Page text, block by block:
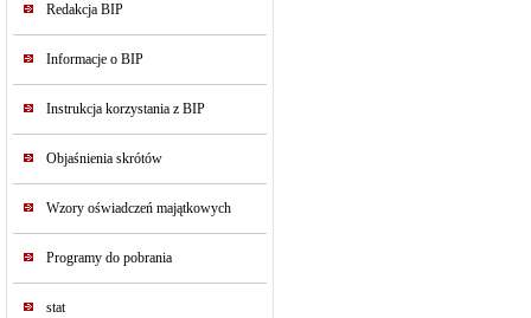
Redakcja BIP
Informacje o BIP
Instrukcja korzystania z BIP
Objaśnienia skrótów
Wzory oświadczeń majątkowych
Programy do pobrania
stat